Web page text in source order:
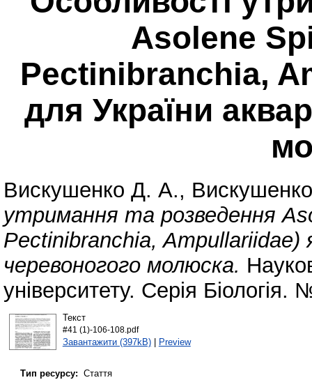
Asolene
Pectinibranchia,
для України
Вискушенко Д. А.,
утримання та розведення
Pectinibranchia, Ampullariidae)
черевоногого молюска.
університету. Серія
Текст
#41 (1)-106-108.pdf
Завантажити (397kB)| Preview
Тип ресурсу: Стаття